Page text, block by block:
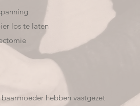
los te laten
hebben vastgezet